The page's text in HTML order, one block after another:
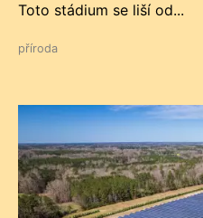
Toto stádium se liší od...
příroda